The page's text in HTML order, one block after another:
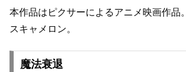
本作品はピクサーによるアニメ映画作品。
スキャメロン。
魔法衰退